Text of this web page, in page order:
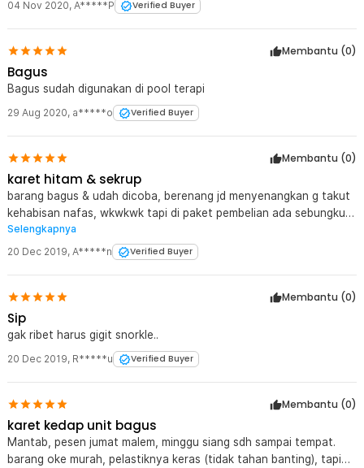
04 Nov 2020, A*****P Verified Buyer
Membantu (0)
Bagus
Bagus sudah digunakan di pool terapi
29 Aug 2020, a*****o Verified Buyer
Membantu (0)
karet hitam & sekrup
barang bagus & udah dicoba, berenang jd menyenangkan g takut
kehabisan nafas, wkwkwk tapi di paket pembelian ada sebungkus
plastik, isinya kaya paku karet 2 buah, dan 1 buah semacam mur
baut gitu, ketiga ini fungsinya apa ya? syg tdk bisa upload poto
disini, klo bisa mungkin bisa lebih jelas.
Selengkapnya
20 Dec 2019, A*****n Verified Buyer
Membantu (0)
Sip
gak ribet harus gigit snorkle..
20 Dec 2019, R*****u Verified Buyer
Membantu (0)
karet kedap unit bagus
Mantab, pesen jumat malem, minggu siang sdh sampai tempat.
barang oke murah, pelastiknya keras (tidak tahan banting), tapi